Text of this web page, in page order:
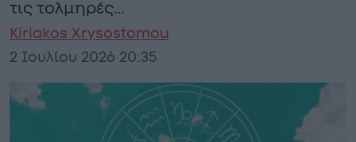
τις τολμηρές…
Kiriakos Xrysostomou
2 Ιουλίου 2026 20:35